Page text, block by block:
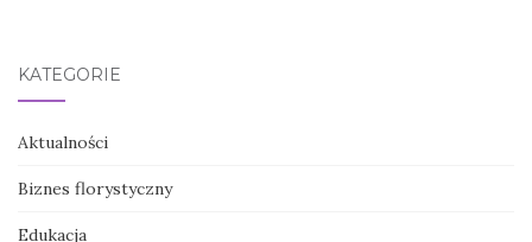
KATEGORIE
Aktualności
Biznes florystyczny
Edukacja